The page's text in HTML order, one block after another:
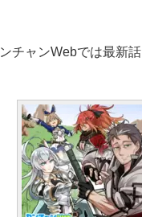
チャンWebでは最新